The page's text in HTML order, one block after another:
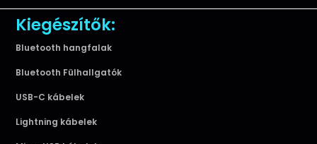
Kiegészítők:
Bluetooth hangfalak
Bluetooth Fülhallgatók
USB-C kábelek
Lightning kábelek